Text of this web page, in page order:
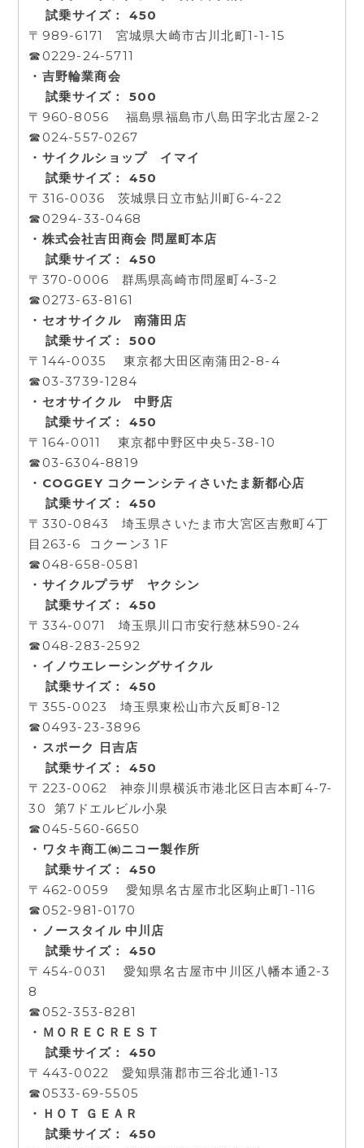
試乗サイズ： 450
〒989-6171 宮城県大崎市古川北町1-1-15
☎0229-24-5711
・吉野輪業商会
試乗サイズ： 500
〒960-8056 福島県福島市八島田字北古屋2-2
☎024-557-0267
・サイクルショップ イマイ
試乗サイズ： 450
〒316-0036 茨城県日立市鮎川町6-4-22
☎0294-33-0468
・株式会社吉田商会 問屋町本店
試乗サイズ： 450
〒370-0006 群馬県高崎市問屋町4-3-2
☎0273-63-8161
・セオサイクル 南蒲田店
試乗サイズ： 500
〒144-0035 東京都大田区南蒲田2-8-4
☎03-3739-1284
・セオサイクル 中野店
試乗サイズ： 450
〒164-0011 東京都中野区中央5-38-10
☎03-6304-8819
・COGGEY コクーンシティさいたま新都心店
試乗サイズ： 450
〒330-0843 埼玉県さいたま市大宮区吉敷町4丁
目263-6 コクーン3 1F
☎048-658-0581
・サイクルプラザ ヤクシン
試乗サイズ： 450
〒334-0071 埼玉県川口市安行慈林590-24
☎048-283-2592
・イノウエレーシングサイクル
試乗サイズ： 450
〒355-0023 埼玉県東松山市六反町8-12
☎0493-23-3896
・スポーク 日吉店
試乗サイズ： 450
〒223-0062 神奈川県横浜市港北区日吉本町4-7-
30 第7ドエルビル小泉
☎045-560-6650
・ワタキ商工㈱ニコー製作所
試乗サイズ： 450
〒462-0059 愛知県名古屋市北区駒止町1-116
☎052-981-0170
・ノースタイル 中川店
試乗サイズ： 450
〒454-0031 愛知県名古屋市中川区八幡本通2-3
8
☎052-353-8281
・ＭＯＲＥＣＲＥＳＴ
試乗サイズ： 450
〒443-0022 愛知県蒲郡市三谷北通1-13
☎0533-69-5505
・ＨＯＴ ＧＥＡＲ
試乗サイズ： 450